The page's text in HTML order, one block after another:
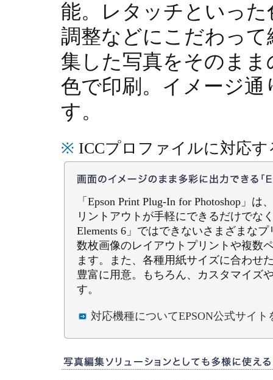
能。レタッチといった
調整などにこだわって
集した写真をそのまま
色で印刷。イメージ
す。
※ ICCプロファイルに対応
「Epson Print Plug-In for Photoshop」
リントアウトが手軽にできるだけでな
Elements 6」ではできないさまざまな
数枚画像のレイアウトプリントや複数
ます。また、各種用紙サイズに合わせ
豊富に用意。もちろん、カスタマイズ
す。
対応機種についてEPSON公式サイ